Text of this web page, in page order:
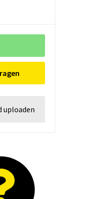
uploaden